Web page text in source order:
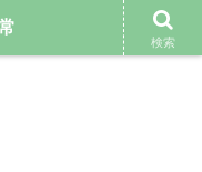
業主婦のブログ
検索